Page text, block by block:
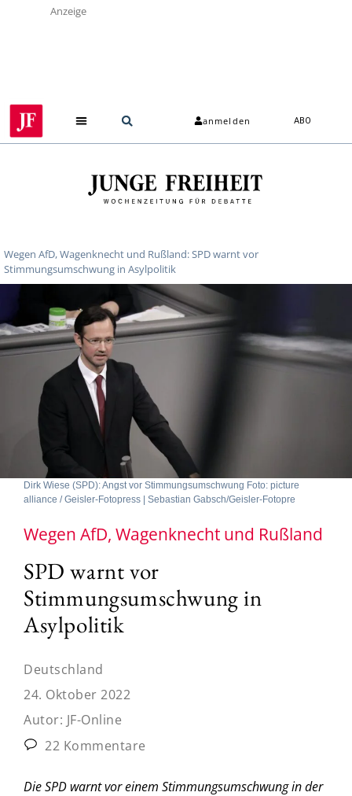
Anzeige
anmelden ABO
Wegen AfD, Wagenknecht und Rußland: SPD warnt vor
Stimmungsumschwung in Asylpolitik
Dirk Wiese (SPD): Angst vor Stimmungsumschwung Foto: picture
alliance / Geisler-Fotopress | Sebastian Gabsch/Geisler-Fotopre
Wegen AfD, Wagenknecht und Rußland
SPD warnt vor
Stimmungsumschwung in
Asylpolitik
Deutschland
24. Oktober 2022
Autor: JF-Online
22 Kommentare
Die SPD warnt vor einem Stimmungsumschwung in der